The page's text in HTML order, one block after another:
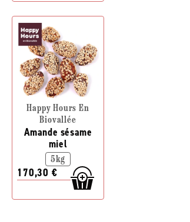
Happy Hours En
Biovallée
Amande sésame
miel
5kg
170,30 €